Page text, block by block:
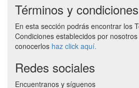
Términos y condiciones
En esta sección podrás encontrar los
Condiciones establecidos por
conocerlos haz click aquí.
Redes sociales
Encuentranos y síguenos